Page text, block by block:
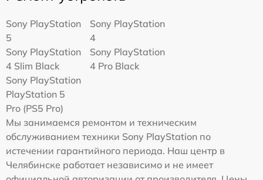
Sony PlayStation
5
Sony PlayStation
4
Sony PlayStation
4 Slim Black
Sony PlayStation
4 Pro Black
Sony PlayStation
PlayStation 5
Pro (PS5 Pro)
Мы занимаемся ремонтом и техническим
обслуживанием техники Sony PlayStation по
истечении гарантийного периода. Наш центр в
Челябинске работает независимо и не имеет